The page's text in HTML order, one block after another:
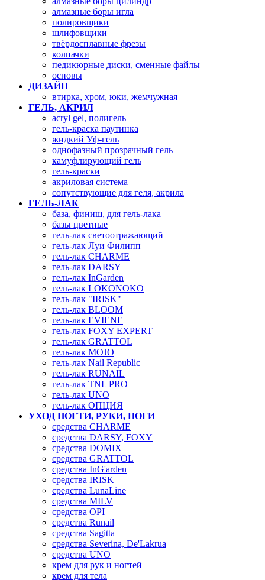
алмазные боры игла
полировщики
шлифовщики
твёрдосплавные фрезы
колпачки
педикюрные диски, сменные файлы
основы
ДИЗАЙН
втирка, хром, юки, жемчужная
ГЕЛЬ, АКРИЛ
acryl gel, полигель
гель-краска паутинка
жидкий Уф-гель
однофазный прозрачный гель
камуфлирующий гель
гель-краски
акриловая система
сопутствующие для геля, акрила
ГЕЛЬ-ЛАК
база, финиш, для гель-лака
базы цветные
гель-лак светоотражающий
гель-лак Луи Филипп
гель-лак CHARME
гель-лак DARSY
гель-лак InGarden
гель-лак LOKONOKO
гель-лак "IRISK"
гель-лак BLOOM
гель-лак EVIENE
гель-лак FOXY EXPERT
гель-лак GRATTOL
гель-лак MOJO
гель-лак Nail Republic
гель-лак RUNAIL
гель-лак TNL PRO
гель-лак UNO
гель-лак ОПЦИЯ
УХОД НОГТИ, РУКИ, НОГИ
средства CHARME
средства DARSY, FOXY
средства DOMIX
средства GRATTOL
средства InG'arden
средства IRISK
средства LunaLine
средства MILV
средства OPI
средства Runail
средства Sagitta
средства Severina, De'Lakrua
средства UNO
крем для рук и ногтей
крем для тела